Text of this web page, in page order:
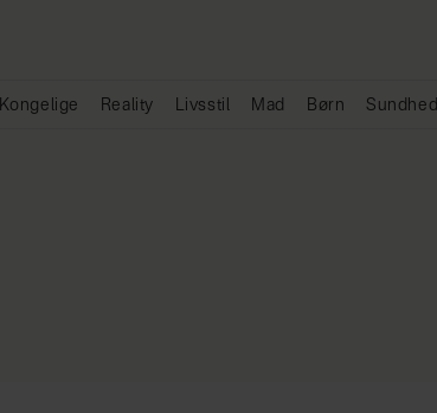
Kongelige Reality Livsstil Mad Børn Sundhed